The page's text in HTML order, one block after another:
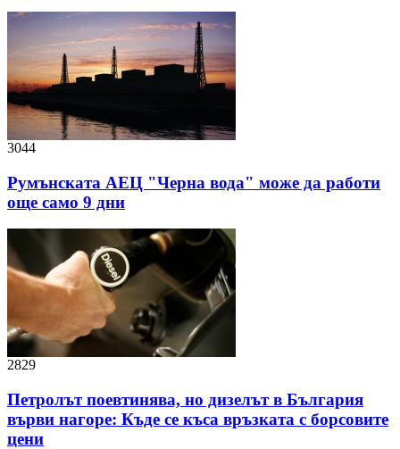
3044
Румънската АЕЦ "Черна вода" може да работи
още само 9 дни
2829
Петролът поевтинява, но дизелът в България
върви нагоре: Къде се къса връзката с борсовите
цени